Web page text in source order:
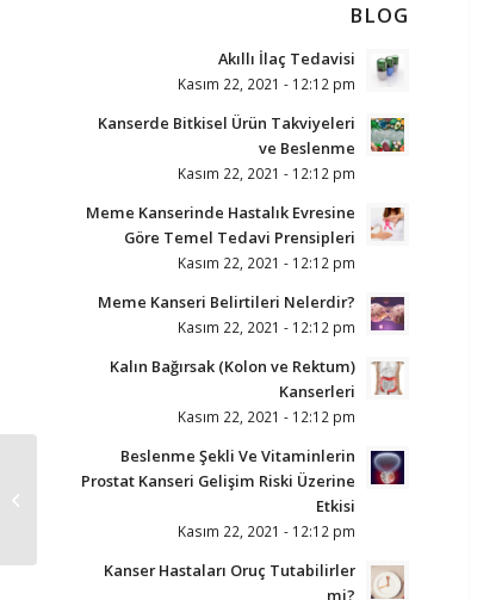
BLOG
Akıllı İlaç Tedavisi
Kasım 22, 2021 - 12:12 pm
Kanserde Bitkisel Ürün Takviyeleri
ve Beslenme
Kasım 22, 2021 - 12:12 pm
Meme Kanserinde Hastalık Evresine
Göre Temel Tedavi Prensipleri
Kasım 22, 2021 - 12:12 pm
Meme Kanseri Belirtileri Nelerdir?
Kasım 22, 2021 - 12:12 pm
Kalın Bağırsak (Kolon ve Rektum)
Kanserleri
Kasım 22, 2021 - 12:12 pm
Beslenme Şekli Ve Vitaminlerin
Prostat Kanseri Gelişim Riski Üzerine
Etkisi
Kasım 22, 2021 - 12:12 pm
Kanser Hastaları Oruç Tutabilirler
mi?
Akciğer Kanserinde
Tedaviler (Akıllı İlaçlar)